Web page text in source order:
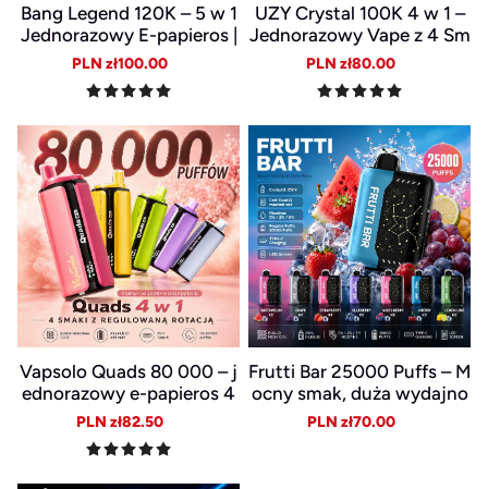
Bang Legend 120K – 5 w 1
Jednorazowy E-papieros |
120 000 zaciągnięć
Sale
PLN zł100.00
UZY Crystal 100K 4 w 1 –
Jednorazowy Vape z 4 Sm
akami i Ekrem LED
Sale
PLN zł80.00
Vapsolo Quads 80 000 – j
ednorazowy e-papieros 4
w 1
Sale
PLN zł82.50
Frutti Bar 25000 Puffs – M
ocny smak, duża wydajno
ść i gładka para
Sale
PLN zł70.00